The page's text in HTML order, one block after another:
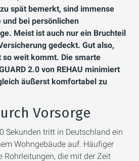
spät bemerkt, sind immense
und bei persönlichen
Meist ist auch nur ein Bruchteil
gedeckt. Gut also,
so weit kommt. Die smarte
2.0 von REHAU minimiert
äußerst komfortabel zu
Vorsorge
Sekunden tritt in Deutschland ein
Wohngebäude auf. Häufiger
Rohrleitungen, die mit der Zeit